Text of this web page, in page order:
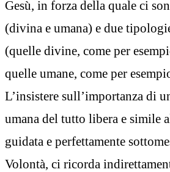
Gesù, in forza della quale ci
(divina e umana) e due
(quelle divine, come per
quelle umane, come per
L’insistere sull’importanza di
umana del tutto libera e simile
guidata e perfettamente
Volontà, ci ricorda